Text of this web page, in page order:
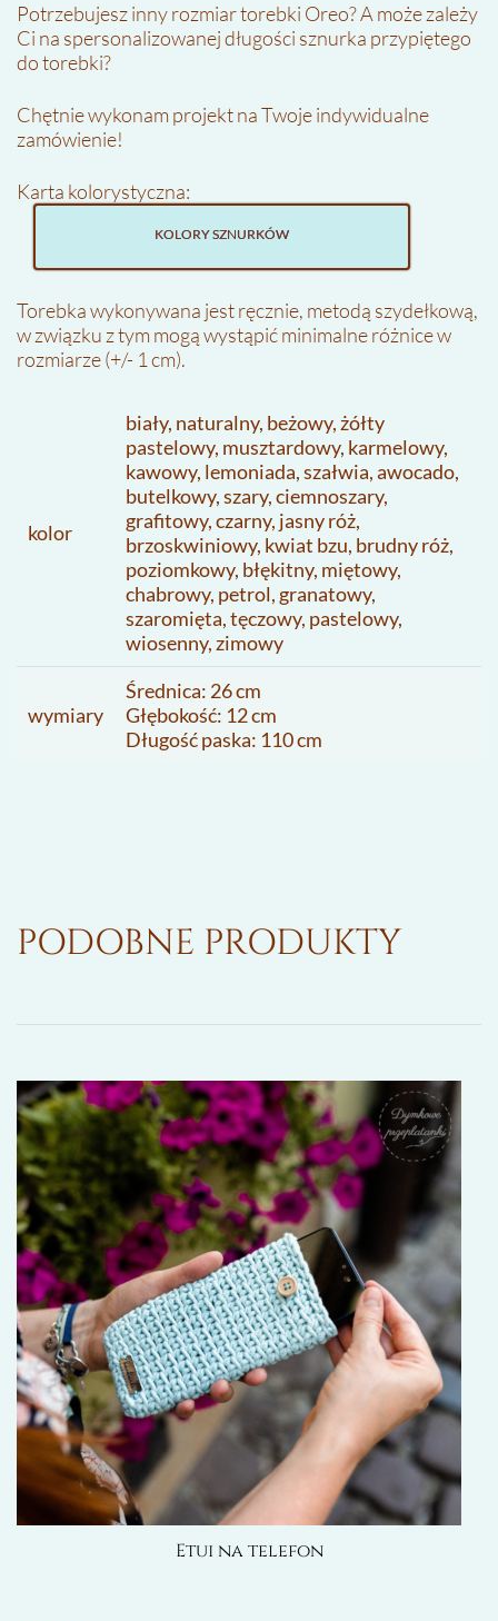
Potrzebujesz inny rozmiar torebki Oreo? A może zależy
Ci na spersonalizowanej długości sznurka przypiętego
do torebki?
Chętnie wykonam projekt na Twoje indywidualne
zamówienie!
Karta kolorystyczna:
KOLORY SZNURKÓW
Torebka wykonywana jest ręcznie, metodą szydełkową,
w związku z tym mogą wystąpić minimalne różnice w
rozmiarze (+/- 1 cm).
kolor
biały, naturalny, beżowy, żółty
pastelowy, musztardowy, karmelowy,
kawowy, lemoniada, szałwia, awocado,
butelkowy, szary, ciemnoszary,
grafitowy, czarny, jasny róż,
brzoskwiniowy, kwiat bzu, brudny róż,
poziomkowy, błękitny, miętowy,
chabrowy, petrol, granatowy,
szaromięta, tęczowy, pastelowy,
wiosenny, zimowy
wymiary
Średnica: 26 cm
Głębokość: 12 cm
Długość paska: 110 cm
PODOBNE PRODUKTY
Etui na telefon